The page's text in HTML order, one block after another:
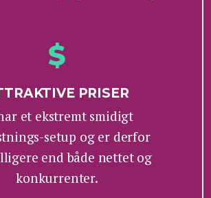
PRISER
et ekstremt smidigt
setup og er derfor
end både nettet og
konkurrenter.